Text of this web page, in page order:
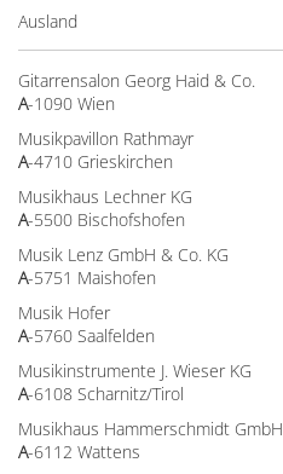
Ausland
Gitarrensalon Georg Haid & Co.
A-1090 Wien
Musikpavillon Rathmayr
A-4710 Grieskirchen
Musikhaus Lechner KG
A-5500 Bischofshofen
Musik Lenz GmbH & Co. KG
A-5751 Maishofen
Musik Hofer
A-5760 Saalfelden
Musikinstrumente J. Wieser KG
A-6108 Scharnitz/Tirol
Musikhaus Hammerschmidt GmbH
A-6112 Wattens